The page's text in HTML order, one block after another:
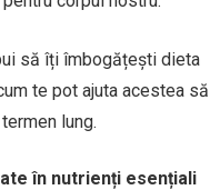
să îți îmbogățești dieta
te pot ajuta acestea să
lung.
în nutrienți esențiali